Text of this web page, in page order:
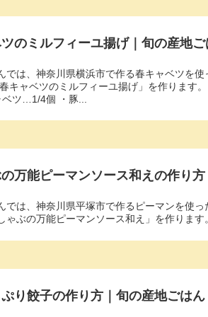
のミルフィーユ揚げ｜旬の産地ご
では、神奈川県横浜市で作る春キャベツを使
キャベツのミルフィーユ揚げ」を作ります
ツ…1/4個 ・豚...
万能ピーマンソース和えの作り
では、神奈川県平塚市で作るピーマンを使っ
ぶの万能ピーマンソース和え」を作ります
り餃子の作り方｜旬の産地ごはん